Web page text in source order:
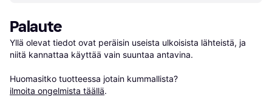
Palaute
Yllä olevat tiedot ovat peräisin useista ulkoisista lähteistä, ja
niitä kannattaa käyttää vain suuntaa antavina.
Huomasitko tuotteessa jotain kummallista?
ilmoita ongelmista täällä.